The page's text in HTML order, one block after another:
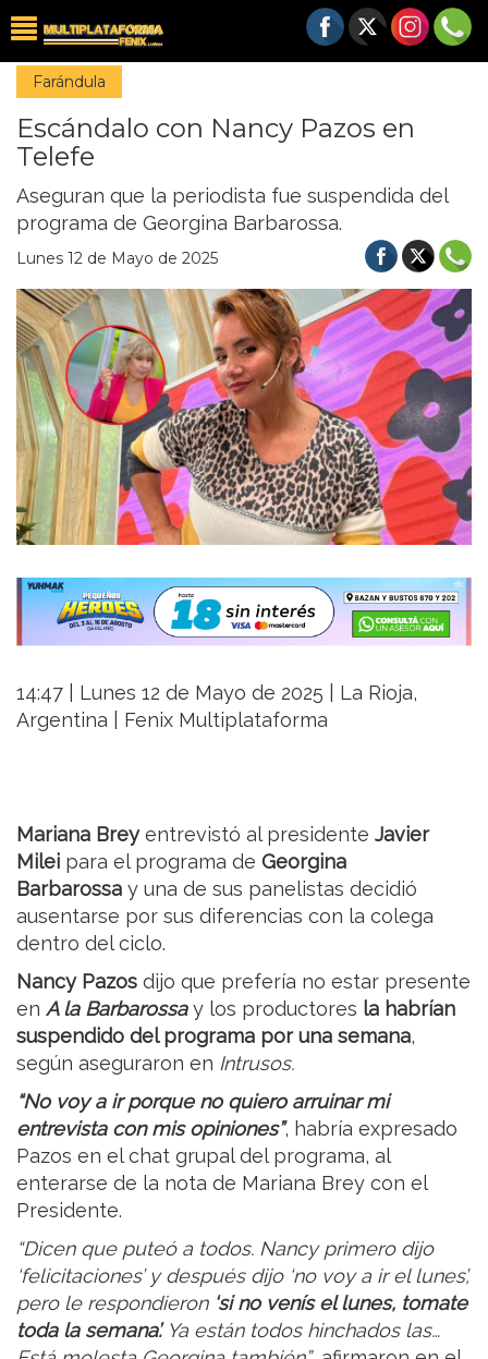
Farándula
Escándalo con Nancy Pazos en
Telefe
Aseguran que la periodista fue suspendida del
programa de Georgina Barbarossa.
Lunes 12 de Mayo de 2025
14:47 | Lunes 12 de Mayo de 2025 | La Rioja,
Argentina | Fenix Multiplataforma
Mariana Breyentrevistó al presidente Javier
Milei para el programa de Georgina
Barbarossa y una de sus panelistas decidió
ausentarse por sus diferencias con la colega
dentro del ciclo.
Nancy Pazos dijo que prefería no estar presente
en A la Barbarossay los productores la habrían
suspendido del programa por una semana,
según aseguraron en Intrusos.
“No voy a ir porque no quiero arruinar mi
entrevista con mis opiniones”, habría expresado
Pazos en el chat grupal del programa, al
enterarse de la nota de Mariana Brey con el
Presidente.
“Dicen que puteó a todos. Nancy primero dijo
‘felicitaciones’ y después dijo ‘no voy a ir el lunes’,
pero le respondieron ‘si no venís el lunes, tomate
toda la semana’.Ya están todos hinchados las…